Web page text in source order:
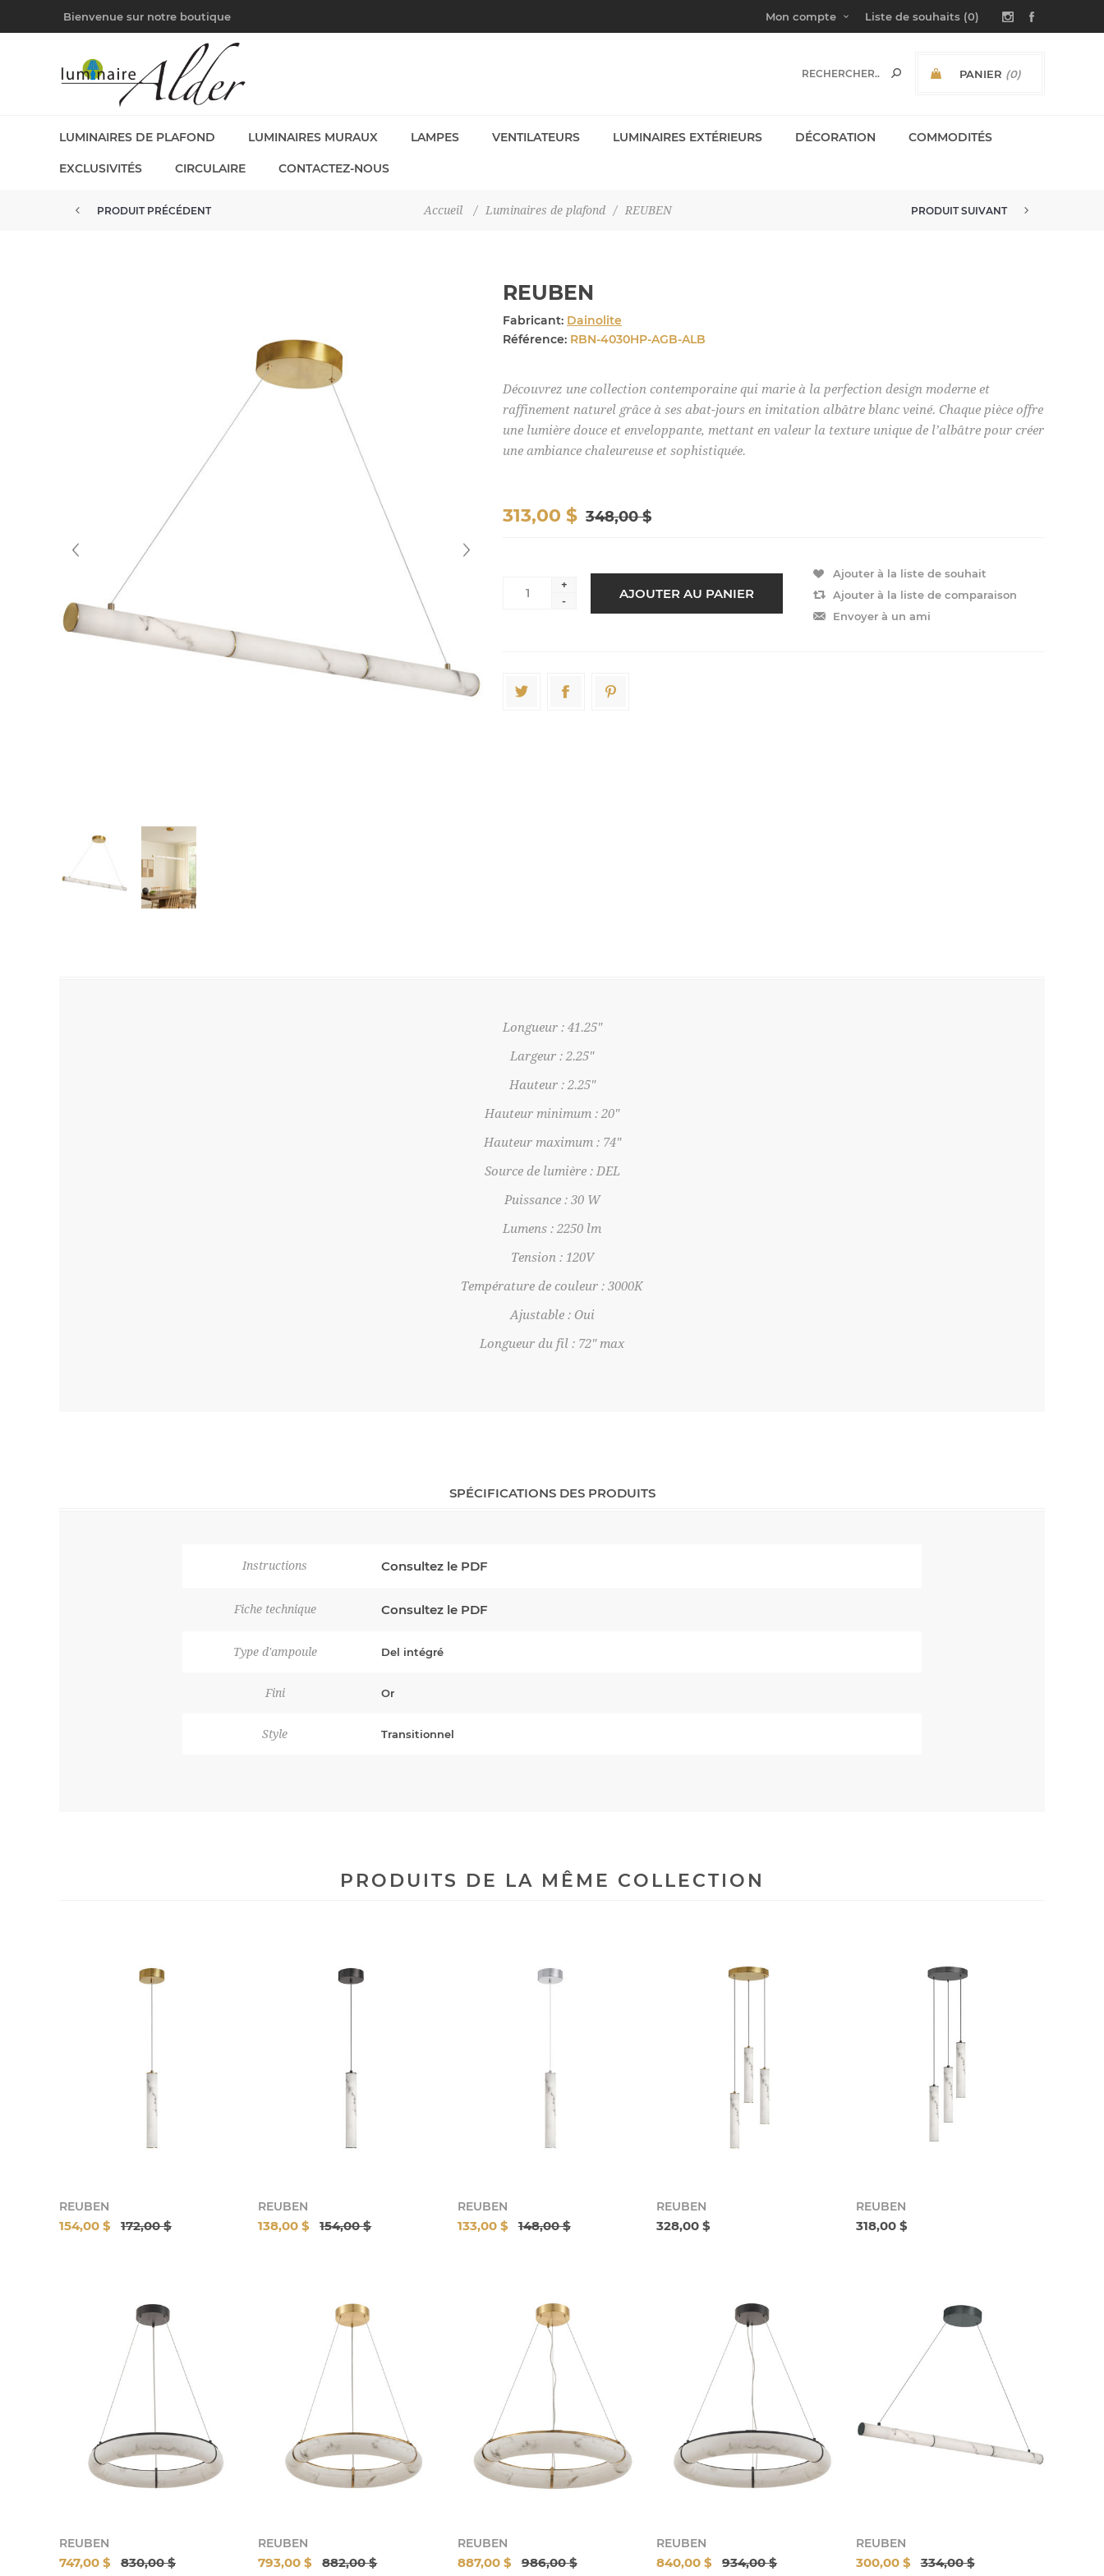
Bienvenue sur notre boutique Mon compte Liste de souhaits (0)
PANIER (0)
LUMINAIRES DE PLAFOND LUMINAIRES MURAUX LAMPES VENTILATEURS LUMINAIRES EXTÉRIEURS DÉCORATION COMMODITÉS
EXCLUSIVITÉS CIRCULAIRE CONTACTEZ-NOUS
Accueil / Luminaires de plafond / REUBEN
PRODUIT PRÉCÉDENT PRODUIT SUIVANT
REUBEN
Fabricant: Dainolite
Référence: RBN-4030HP-AGB-ALB
Découvrez une collection contemporaine qui marie à la perfection design moderne et
raffinement naturel grâce à ses abat-jours en imitation albâtre blanc veiné. Chaque pièce offre
une lumière douce et enveloppante, mettant en valeur la texture unique de l’albâtre pour créer
une ambiance chaleureuse et sophistiquée.
348,00 $
313,00 $
+
-
Longueur : 41.25"
Largeur : 2.25"
Hauteur : 2.25"
Hauteur minimum : 20"
Hauteur maximum : 74"
Source de lumière : DEL
Puissance : 30 W
Lumens : 2250 lm
Tension : 120V
Température de couleur : 3000K
Ajustable : Oui
Longueur du fil : 72" max
SPÉCIFICATIONS DES PRODUITS
Instructions Consultez le PDF
Fiche technique Consultez le PDF
Type d'ampoule Del intégré
Fini Or
Style Transitionnel
PRODUITS DE LA MÊME COLLECTION
REUBEN
154,00 $ 172,00 $
REUBEN
138,00 $ 154,00 $
REUBEN
133,00 $ 148,00 $
REUBEN
328,00 $
REUBEN
318,00 $
REUBEN
747,00 $ 830,00 $
REUBEN
793,00 $ 882,00 $
REUBEN
887,00 $ 986,00 $
REUBEN
840,00 $ 934,00 $
REUBEN
300,00 $ 334,00 $